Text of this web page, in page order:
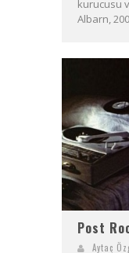
kurucusu
Albarn,
Post
Aytaç